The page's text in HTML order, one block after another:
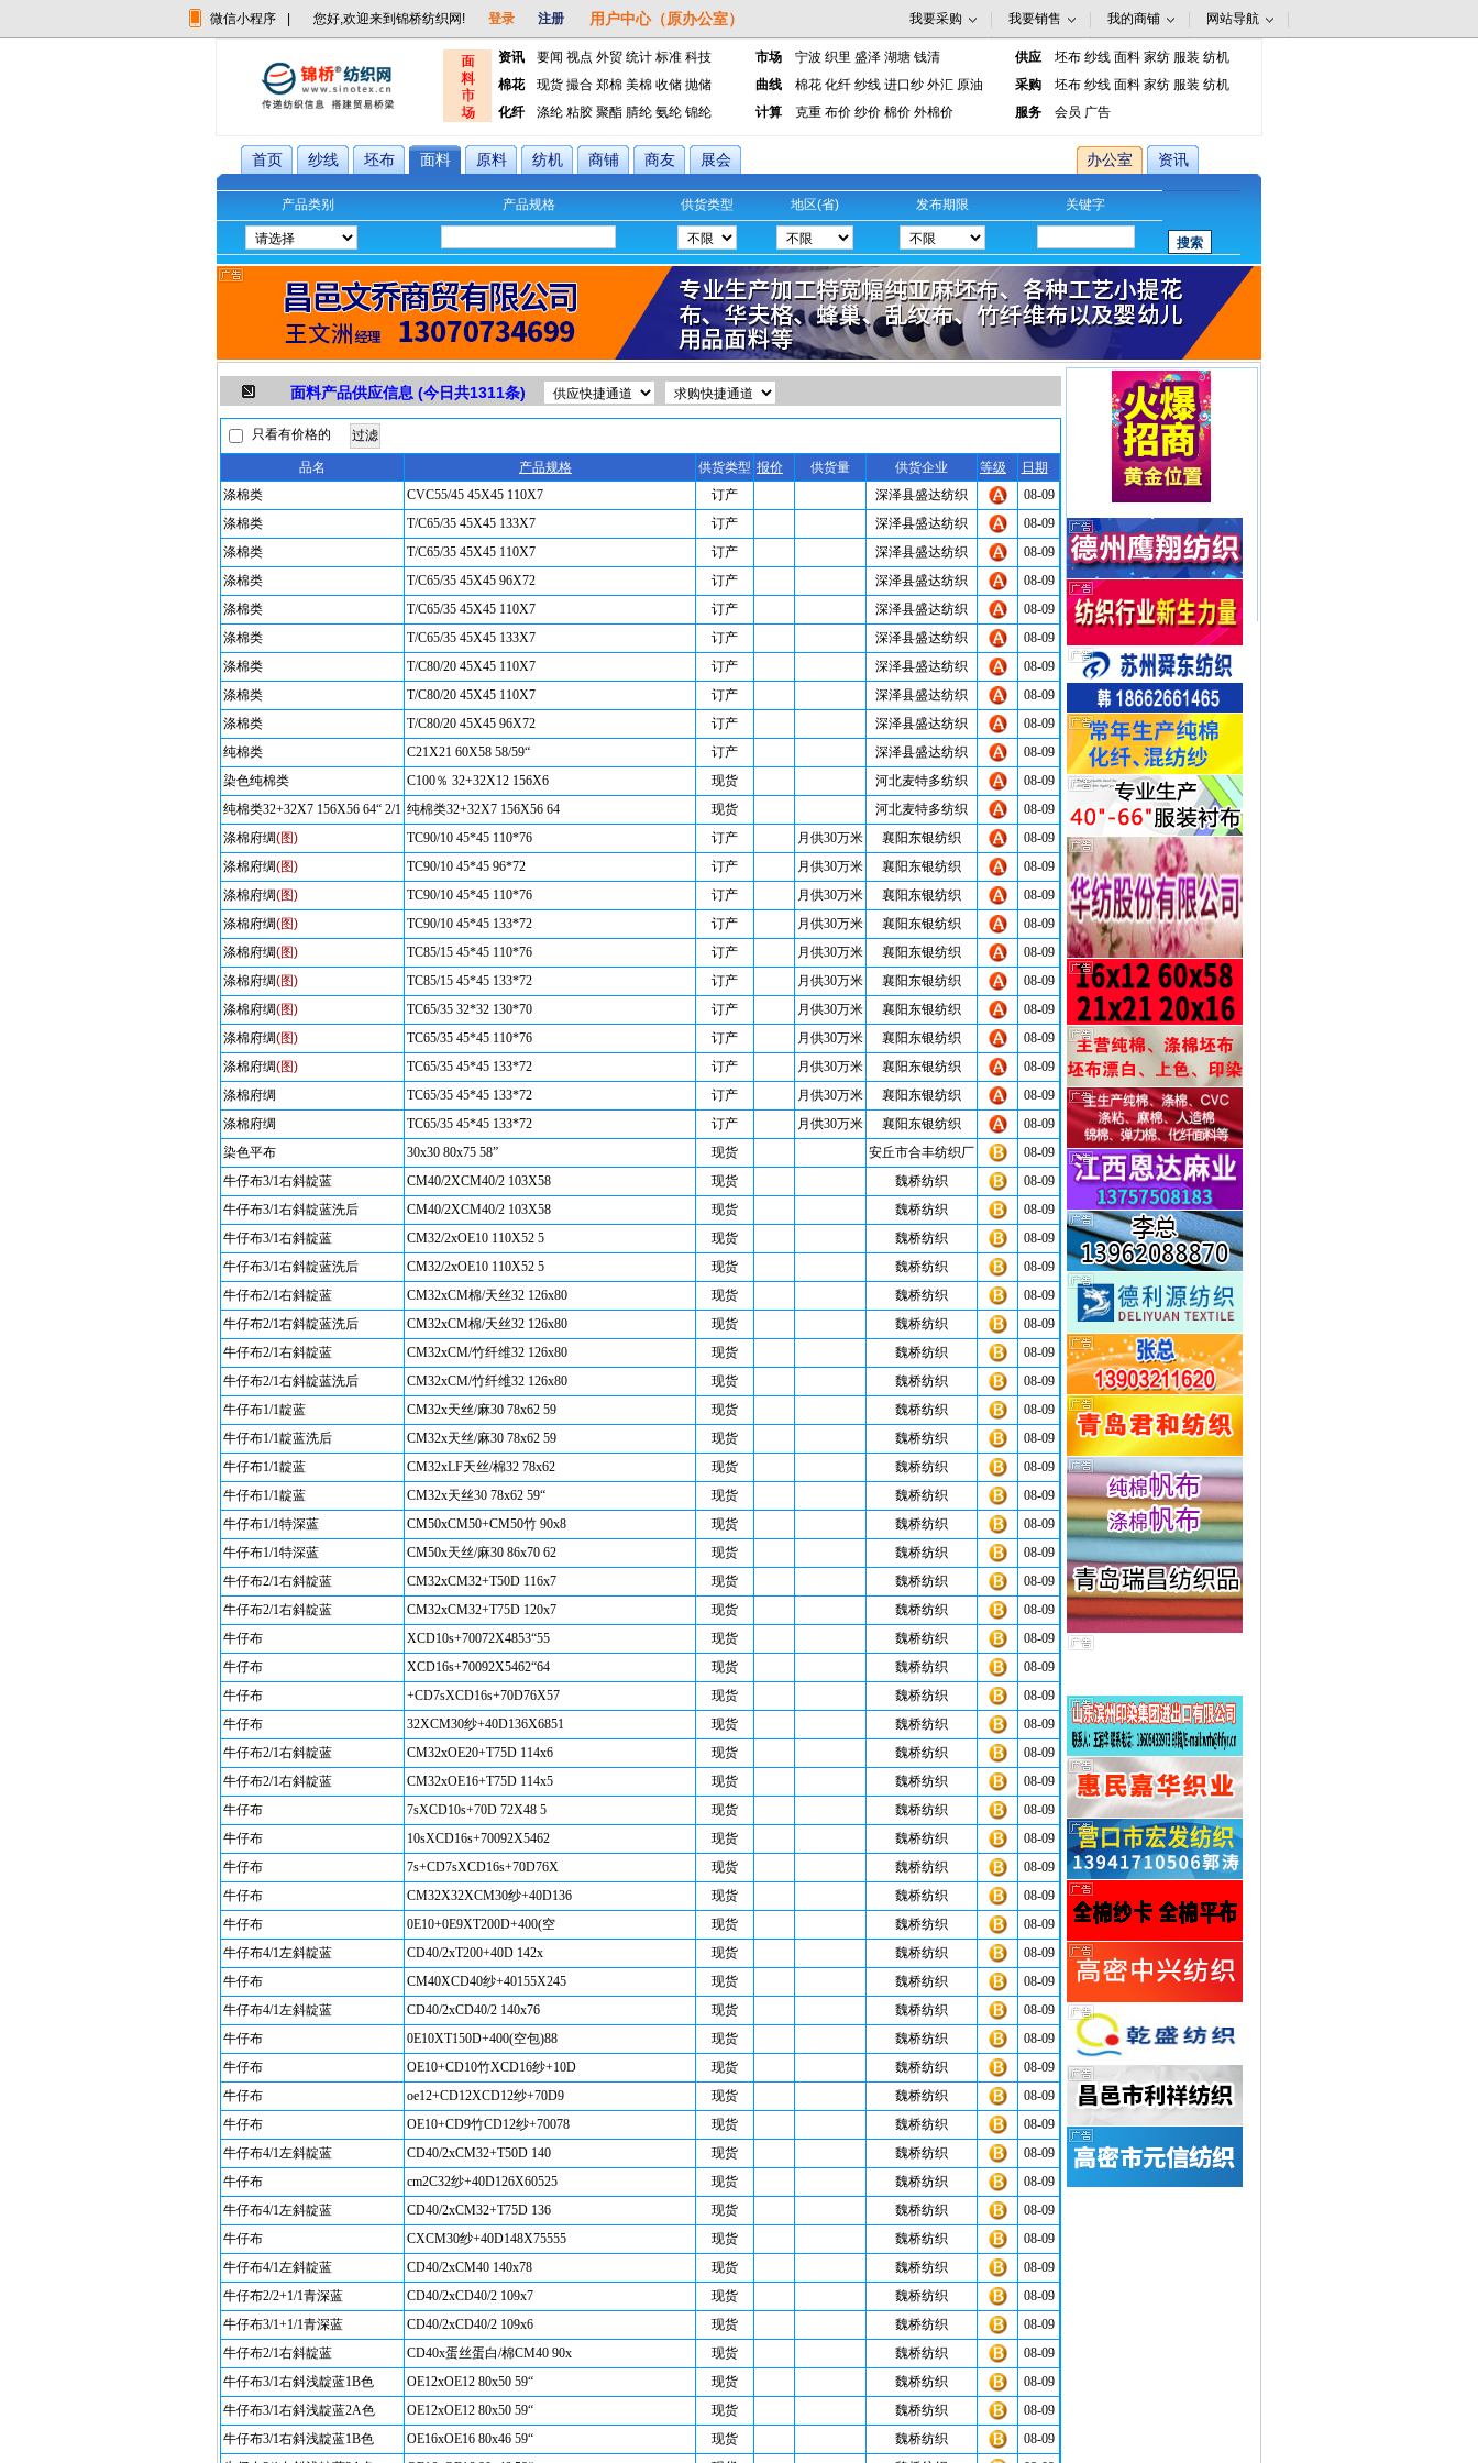
微信小程序 您好,欢迎来到锦桥纺织网! 登录 注册 用户中心（原办公室） 我要采购 我要销售 我的商铺 网站导航
资讯 要闻 视点 外贸 统计 标准 科技 市场 宁波 织里 盛泽 湖塘 钱清 供应 坯布 纱线 面料 家纺 服装 纺机
棉花
现货 撮合 郑棉 美棉 收储 抛储 曲线 棉花 化纤 纱线 进口纱 外汇 原油 采购 坯布 纱线 面料 家纺 服装 纺机
化纤
涤纶 粘胶 聚酯 腈纶 氨纶 锦纶 计算 克重 布价 纱价 棉价 外棉价 服务 会员 广告
首页 纱线 坯布 面料 原料 纺机 商铺 商友 展会 办公室 资讯
产品类别 产品规格 供货类型 地区(省) 发布期限 关键字
面料产品供应信息 (今日共1311条)
只看有价格的
品名 产品规格 供货类型 报价 供货量 供货企业 等级
日期
涤棉类
CVC55/45 45X45 110X7 订产 深泽县盛达纺织
08-09
涤棉类
T/C65/35 45X45 133X7 订产 深泽县盛达纺织
08-09
涤棉类
T/C65/35 45X45 110X7 订产 深泽县盛达纺织
08-09
涤棉类
T/C65/35 45X45 96X72 订产 深泽县盛达纺织
08-09
涤棉类
T/C65/35 45X45 110X7 订产 深泽县盛达纺织
08-09
涤棉类
T/C65/35 45X45 133X7 订产 深泽县盛达纺织
08-09
涤棉类
T/C80/20 45X45 110X7 订产 深泽县盛达纺织
08-09
涤棉类
T/C80/20 45X45 110X7 订产 深泽县盛达纺织
08-09
涤棉类
T/C80/20 45X45 96X72 订产 深泽县盛达纺织
08-09
纯棉类
C21X21 60X58 58/59“ 订产 深泽县盛达纺织
08-09
染色纯棉类
C100％ 32+32X12 156X6 现货 河北麦特多纺织
08-09
纯棉类32+32X7 156X56 64“ 2/1 纯棉类32+32X7 156X56 64 现货 河北麦特多纺织
08-09
涤棉府绸(图) TC90/10 45*45 110*76 订产 月供30万米 襄阳东银纺织
08-09
涤棉府绸(图) TC90/10 45*45 96*72 订产 月供30万米 襄阳东银纺织
08-09
涤棉府绸(图) TC90/10 45*45 110*76 订产 月供30万米 襄阳东银纺织
08-09
涤棉府绸(图) TC90/10 45*45 133*72 订产 月供30万米 襄阳东银纺织
08-09
涤棉府绸(图) TC85/15 45*45 110*76 订产 月供30万米 襄阳东银纺织
08-09
涤棉府绸(图) TC85/15 45*45 133*72 订产 月供30万米 襄阳东银纺织
08-09
涤棉府绸(图) TC65/35 32*32 130*70 订产 月供30万米 襄阳东银纺织
08-09
涤棉府绸(图) TC65/35 45*45 110*76 订产 月供30万米 襄阳东银纺织
08-09
涤棉府绸(图) TC65/35 45*45 133*72 订产 月供30万米 襄阳东银纺织
08-09
涤棉府绸
TC65/35 45*45 133*72 订产 月供30万米 襄阳东银纺织
08-09
涤棉府绸
TC65/35 45*45 133*72 订产 月供30万米 襄阳东银纺织
08-09
染色平布
30x30 80x75 58” 现货 安丘市合丰纺织厂
08-09
牛仔布3/1右斜靛蓝
CM40/2XCM40/2 103X58 现货 魏桥纺织
08-09
牛仔布3/1右斜靛蓝洗后
CM40/2XCM40/2 103X58 现货 魏桥纺织
08-09
牛仔布3/1右斜靛蓝
CM32/2xOE10 110X52 5 现货 魏桥纺织
08-09
牛仔布3/1右斜靛蓝洗后
CM32/2xOE10 110X52 5 现货 魏桥纺织
08-09
牛仔布2/1右斜靛蓝
CM32xCM棉/天丝32 126x80 现货 魏桥纺织
08-09
牛仔布2/1右斜靛蓝洗后
CM32xCM棉/天丝32 126x80 现货 魏桥纺织
08-09
牛仔布2/1右斜靛蓝
CM32xCM/竹纤维32 126x80 现货 魏桥纺织
08-09
牛仔布2/1右斜靛蓝洗后
CM32xCM/竹纤维32 126x80 现货 魏桥纺织
08-09
牛仔布1/1靛蓝
CM32x天丝/麻30 78x62 59 现货 魏桥纺织
08-09
牛仔布1/1靛蓝洗后
CM32x天丝/麻30 78x62 59 现货 魏桥纺织
08-09
牛仔布1/1靛蓝
CM32xLF天丝/棉32 78x62 现货 魏桥纺织
08-09
牛仔布1/1靛蓝
CM32x天丝30 78x62 59“ 现货 魏桥纺织
08-09
牛仔布1/1特深蓝
CM50xCM50+CM50竹 90x8 现货 魏桥纺织
08-09
牛仔布1/1特深蓝
CM50x天丝/麻30 86x70 62 现货 魏桥纺织
08-09
牛仔布2/1右斜靛蓝
CM32xCM32+T50D 116x7 现货 魏桥纺织
08-09
牛仔布2/1右斜靛蓝
CM32xCM32+T75D 120x7 现货 魏桥纺织
08-09
牛仔布
XCD10s+70072X4853“55 现货 魏桥纺织
08-09
牛仔布
XCD16s+70092X5462“64 现货 魏桥纺织
08-09
牛仔布
+CD7sXCD16s+70D76X57 现货 魏桥纺织
08-09
牛仔布
32XCM30纱+40D136X6851 现货 魏桥纺织
08-09
牛仔布2/1右斜靛蓝
CM32xOE20+T75D 114x6 现货 魏桥纺织
08-09
牛仔布2/1右斜靛蓝
CM32xOE16+T75D 114x5 现货 魏桥纺织
08-09
牛仔布
7sXCD10s+70D 72X48 5 现货 魏桥纺织
08-09
牛仔布
10sXCD16s+70092X5462 现货 魏桥纺织
08-09
牛仔布
7s+CD7sXCD16s+70D76X 现货 魏桥纺织
08-09
牛仔布
CM32X32XCM30纱+40D136 现货 魏桥纺织
08-09
牛仔布
0E10+0E9XT200D+400(空 现货 魏桥纺织
08-09
牛仔布4/1左斜靛蓝
CD40/2xT200+40D 142x 现货 魏桥纺织
08-09
牛仔布
CM40XCD40纱+40155X245 现货 魏桥纺织
08-09
牛仔布4/1左斜靛蓝
CD40/2xCD40/2 140x76 现货 魏桥纺织
08-09
牛仔布
0E10XT150D+400(空包)88 现货 魏桥纺织
08-09
牛仔布
OE10+CD10竹XCD16纱+10D 现货 魏桥纺织
08-09
牛仔布
oe12+CD12XCD12纱+70D9 现货 魏桥纺织
08-09
牛仔布
OE10+CD9竹CD12纱+70078 现货 魏桥纺织
08-09
牛仔布4/1左斜靛蓝
CD40/2xCM32+T50D 140 现货 魏桥纺织
08-09
牛仔布
cm2C32纱+40D126X60525 现货 魏桥纺织
08-09
牛仔布4/1左斜靛蓝
CD40/2xCM32+T75D 136 现货 魏桥纺织
08-09
牛仔布
CXCM30纱+40D148X75555 现货 魏桥纺织
08-09
牛仔布4/1左斜靛蓝
CD40/2xCM40 140x78 现货 魏桥纺织
08-09
牛仔布2/2+1/1青深蓝
CD40/2xCD40/2 109x7 现货 魏桥纺织
08-09
牛仔布3/1+1/1青深蓝
CD40/2xCD40/2 109x6 现货 魏桥纺织
08-09
牛仔布2/1右斜靛蓝
CD40x蛋丝蛋白/棉CM40 90x 现货 魏桥纺织
08-09
牛仔布3/1右斜浅靛蓝1B色
OE12xOE12 80x50 59“ 现货 魏桥纺织
08-09
牛仔布3/1右斜浅靛蓝2A色
OE12xOE12 80x50 59“ 现货 魏桥纺织
08-09
牛仔布3/1右斜浅靛蓝1B色
OE16xOE16 80x46 59“ 现货 魏桥纺织
08-09